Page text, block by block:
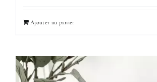
Ajouter au panier